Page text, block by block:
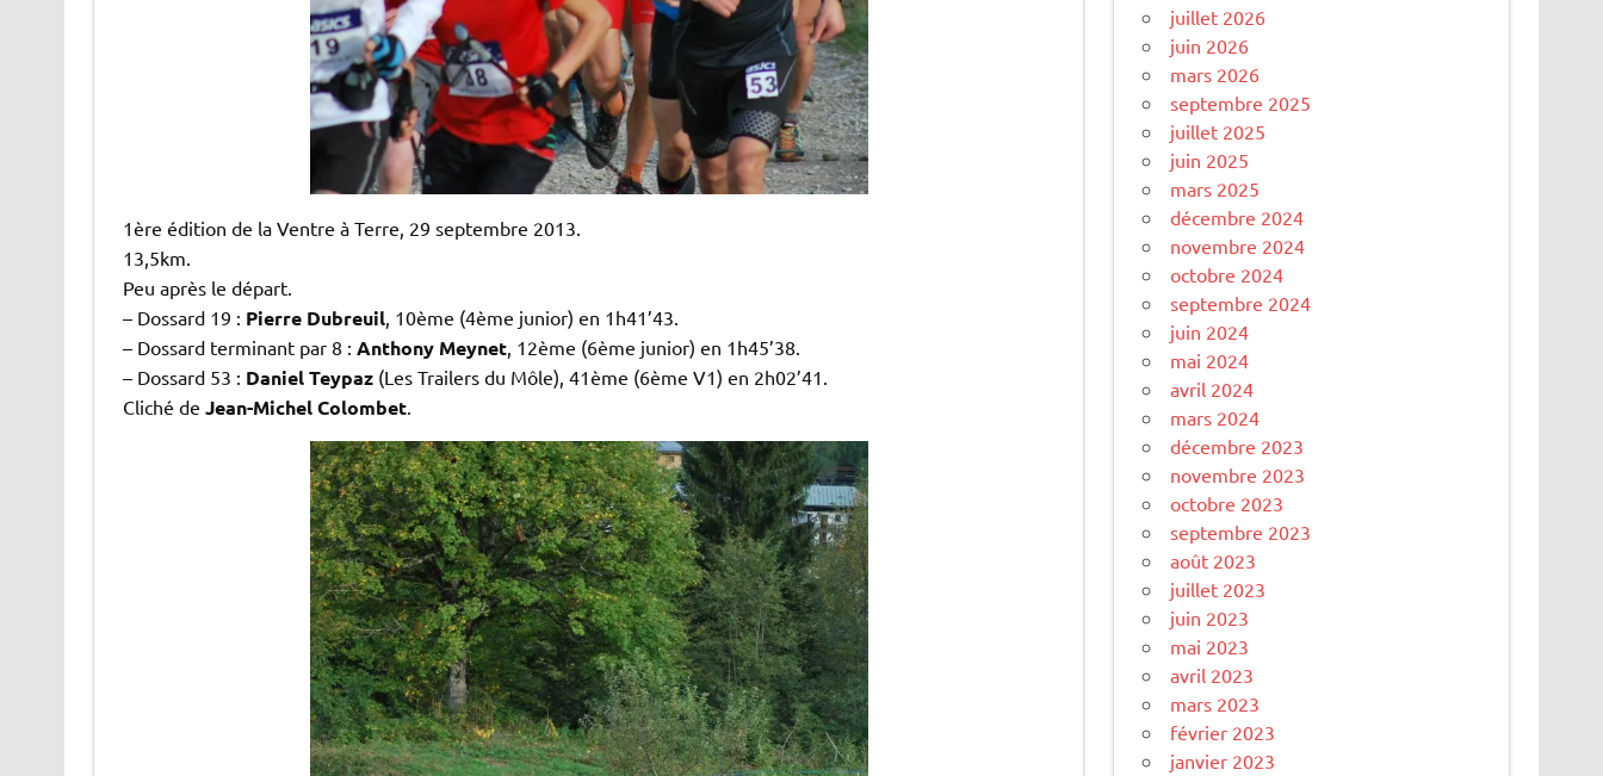
1ère édition de la Ventre à Terre, 29 septembre 2013.
13,5km.
Peu après le départ.
– Dossard 19 : Pierre Dubreuil, 10ème (4ème junior) en 1h41’43.
– Dossard terminant par 8 : Anthony Meynet, 12ème (6ème junior) en 1h45’38.
– Dossard 53 : Daniel Teypaz(Les Trailers du Môle), 41ème (6ème V1) en 2h02’41.
Cliché de Jean-Michel Colombet.
juillet 2026
juin 2026
mars 2026
septembre 2025
juillet 2025
juin 2025
mars 2025
décembre 2024
novembre 2024
octobre 2024
septembre 2024
juin 2024
mai 2024
avril 2024
mars 2024
décembre 2023
novembre 2023
octobre 2023
septembre 2023
août 2023
juillet 2023
juin 2023
mai 2023
avril 2023
mars 2023
février 2023
janvier 2023